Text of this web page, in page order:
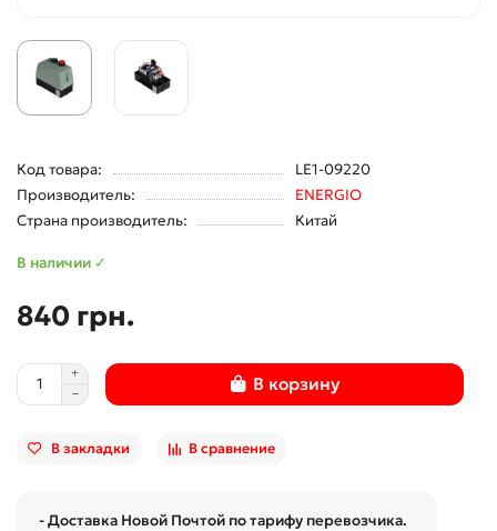
Код товара:
LE1-09220
Производитель:
ENERGIO
Страна производитель:
Китай
В наличии ✓
840 грн.
В корзину
В закладки В сравнение
- Доставка Новой Почтой по тарифу перевозчика.